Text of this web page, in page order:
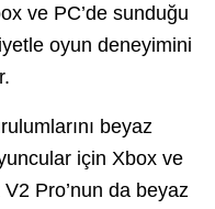
ve PC’de sunduğu
oyun deneyimini
beyaz
için Xbox ve
Pro’nun da beyaz